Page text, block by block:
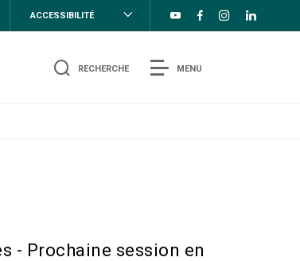
ACCESSIBILITÉ
RECHERCHE MENU
- Prochaine session en